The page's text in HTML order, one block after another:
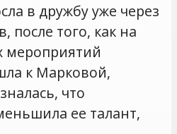
в дружбу уже через
после того, как на
мероприятий
к Марковой,
что
ее талант,